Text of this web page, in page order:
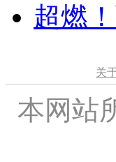
超燃
关
本网站